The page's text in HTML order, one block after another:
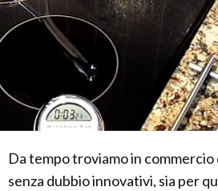
Da tempo troviamo in
senza dubbio innovativi, sia per